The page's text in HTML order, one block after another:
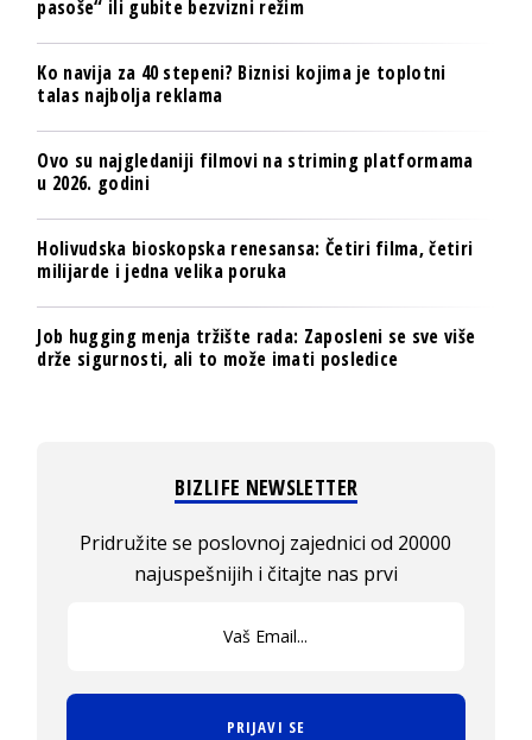
pasoše“ ili gubite bezvizni režim
Ko navija za 40 stepeni? Biznisi kojima je toplotni
talas najbolja reklama
Ovo su najgledaniji filmovi na striming platformama
u 2026. godini
Holivudska bioskopska renesansa: Četiri filma, četiri
milijarde i jedna velika poruka
Job hugging menja tržište rada: Zaposleni se sve više
drže sigurnosti, ali to može imati posledice
BIZLIFE NEWSLETTER
Pridružite se poslovnoj zajednici od 20000
najuspešnijih i čitajte nas prvi
PRIJAVI SE